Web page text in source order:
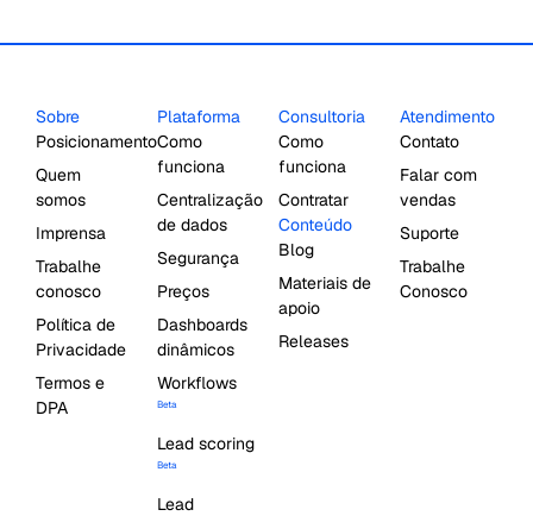
Sobre
Posicionamento
Quem
somos
Imprensa
Trabalhe
conosco
Política de
Privacidade
Termos e
DPA
Plataforma
Como
funciona
Centralização
de dados
Segurança
Preços
Dashboards
dinâmicos
Workflows
Beta
Lead scoring
Beta
Lead
Consultoria
Como
funciona
Contratar
Conteúdo
Blog
Materiais de
apoio
Releases
Atendimento
Contato
Falar com
vendas
Suporte
Trabalhe
Conosco